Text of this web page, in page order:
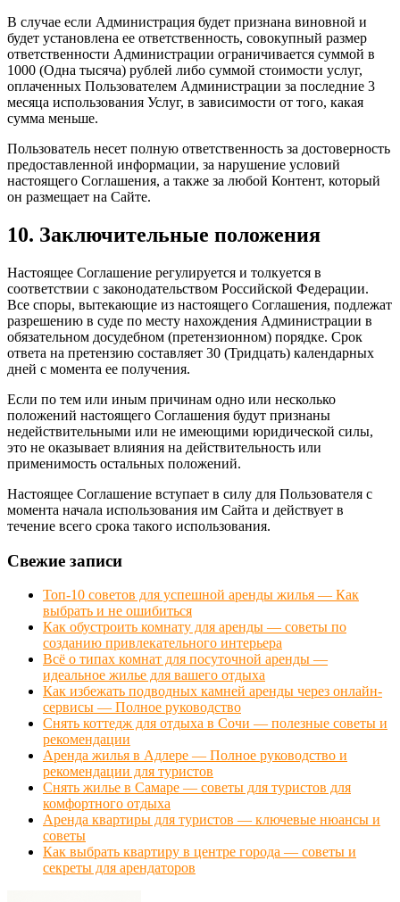
В случае если Администрация будет признана виновной и
будет установлена ее ответственность, совокупный размер
ответственности Администрации ограничивается суммой в
1000 (Одна тысяча) рублей либо суммой стоимости услуг,
оплаченных Пользователем Администрации за последние 3
месяца использования Услуг, в зависимости от того, какая
сумма меньше.
Пользователь несет полную ответственность за достоверность
предоставленной информации, за нарушение условий
настоящего Соглашения, а также за любой Контент, который
он размещает на Сайте.
10. Заключительные положения
Настоящее Соглашение регулируется и толкуется в
соответствии с законодательством Российской Федерации.
Все споры, вытекающие из настоящего Соглашения, подлежат
разрешению в суде по месту нахождения Администрации в
обязательном досудебном (претензионном) порядке. Срок
ответа на претензию составляет 30 (Тридцать) календарных
дней с момента ее получения.
Если по тем или иным причинам одно или несколько
положений настоящего Соглашения будут признаны
недействительными или не имеющими юридической силы,
это не оказывает влияния на действительность или
применимость остальных положений.
Настоящее Соглашение вступает в силу для Пользователя с
момента начала использования им Сайта и действует в
течение всего срока такого использования.
Свежие записи
Топ-10 советов для успешной аренды жилья — Как
выбрать и не ошибиться
Как обустроить комнату для аренды — советы по
созданию привлекательного интерьера
Всё о типах комнат для посуточной аренды —
идеальное жилье для вашего отдыха
Как избежать подводных камней аренды через онлайн-
сервисы — Полное руководство
Снять коттедж для отдыха в Сочи — полезные советы и
рекомендации
Аренда жилья в Адлере — Полное руководство и
рекомендации для туристов
Снять жилье в Самаре — советы для туристов для
комфортного отдыха
Аренда квартиры для туристов — ключевые нюансы и
советы
Как выбрать квартиру в центре города — советы и
секреты для арендаторов